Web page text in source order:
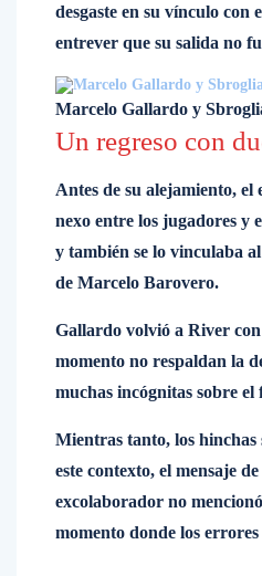
desgaste en su vínculo
entrever que su salida no
Marcelo Gallardo y
Un regreso con
Antes de su alejamiento,
nexo entre los jugadores y
y también se lo vinculaba
de Marcelo Barovero.
Gallardo volvió a River
momento no respaldan la
muchas incógnitas sobre
Mientras tanto, los hinchas
este contexto, el mensaje
excolaborador no
momento donde los